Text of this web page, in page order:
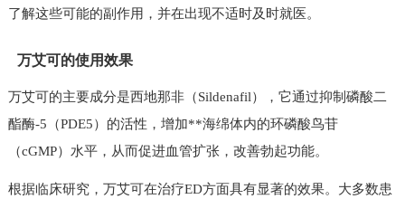
了解这些可能的副作用，并在出现不适时及时就医。
万艾可的使用效果
万艾可的主要成分是西地那非（Sildenafil），它通过抑制磷酸二
酯酶-5（PDE5）的活性，增加**海绵体内的环磷酸鸟苷
（cGMP）水平，从而促进血管扩张，改善勃起功能。
根据临床研究，万艾可在治疗ED方面具有显著的效果。大多数患